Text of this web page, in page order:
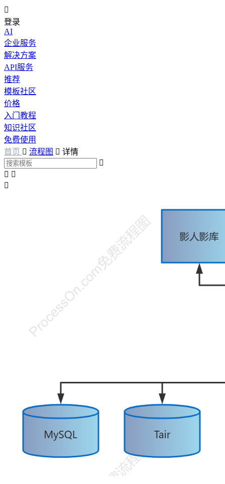

登录
AI
企业服务
解决方案
API服务
推荐
模板社区
价格
入门教程
知识社区
免费使用
首页  流程图  详情

 
